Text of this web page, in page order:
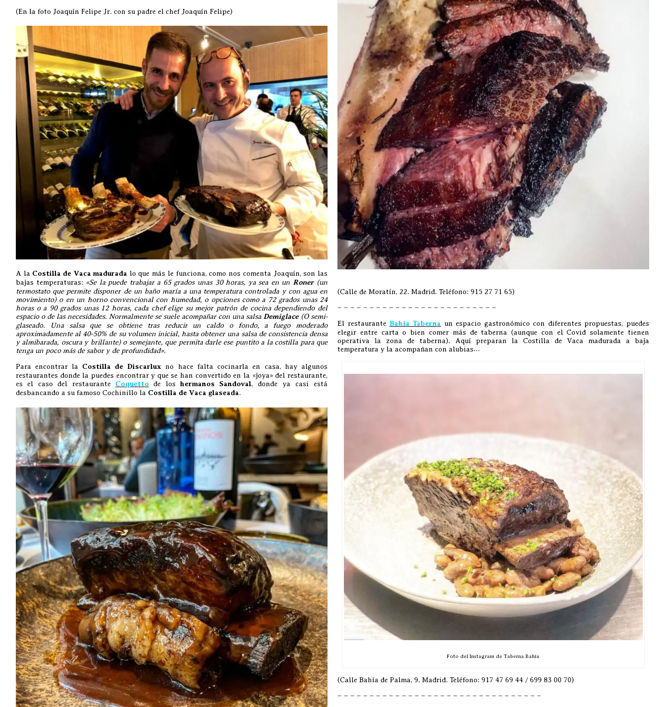
(En la foto Joaquín Felipe Jr. con su padre el chef Joaquín Felipe)
A la Costilla de Vaca madurada lo que más le funciona, como nos comenta Joaquín, son las
bajas temperaturas: «Se la puede trabajar a 65 grados unas 30 horas, ya sea en un Roner(un
termostato que permite disponer de un baño maría a una temperatura controlada y con agua en
movimiento) o en un horno convencional con humedad, o opciones como a 72 grados unas 24
horas o a 90 grados unas 12 horas, cada chef elige su mejor patrón de cocina dependiendo del
espacio o de las necesidades. Normalmente se suele acompañar con una salsa Demiglace(O semi-
glaseado. Una salsa que se obtiene tras reducir un caldo o fondo, a fuego moderado
aproximadamente al 40-50% de su volumen inicial, hasta obtener una salsa de consistencia densa
y almibarada, oscura y brillante) o semejante, que permita darle ese puntito a la costilla para que
tenga un poco más de sabor y de profundidad».
Para encontrar la Costilla de Discarlux no hace falta cocinarla en casa, hay algunos
restaurantes donde la puedes encontrar y que se han convertido en la «joya» del restaurante,
es el caso del restaurante Coquetto de los hermanos Sandoval, donde ya casi está
desbancando a su famoso Cochinillo la Costilla de Vaca glaseada.
(Calle de Moratín, 22. Madrid. Teléfono: 915 27 71 65)
– – – – – – – – – – – – – – – – – – – – – – – – –
El restaurante Bahía Taberna un espacio gastronómico con diferentes propuestas, puedes
elegir entre carta o bien comer más de taberna (aunque con el Covid solamente tienen
operativa la zona de taberna). Aquí preparan la Costilla de Vaca madurada a baja
temperatura y la acompañan con alubias…
Foto del Instagram de Taberna Bahía
(Calle Bahía de Palma, 9. Madrid. Teléfono: 917 47 69 44 / 699 83 00 70)
– – – – – – – – – – – – – – – – – – – – – – – – – – – – – – – –